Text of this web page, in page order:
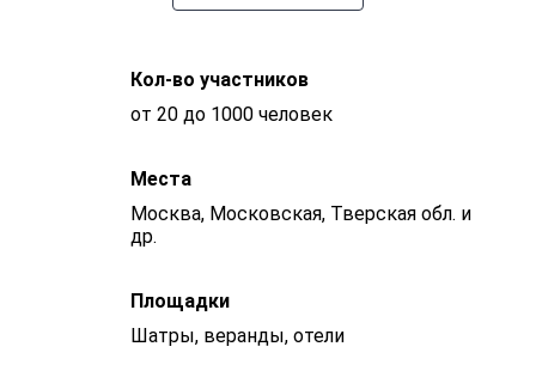
Кол-во участников
от 20 до 1000 человек
Места
Москва, Московская, Тверская обл. и
др.
Площадки
Шатры, веранды, отели